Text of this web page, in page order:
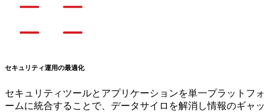
セキュリティ運用の最適化
セキュリティツールとアプリケーションを単一プラットフォ
ームに統合することで、データサイロを解消し情報のギャッ